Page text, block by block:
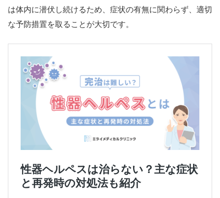
は体内に潜伏し続けるため、症状の有無に関わらず、適切
な予防措置を取ることが大切です。